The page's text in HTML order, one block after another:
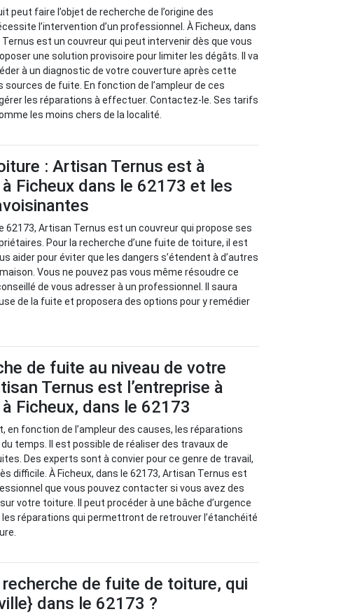
peut faire l’objet de recherche de l’origine des
l’intervention d’un professionnel. À Ficheux, dans
Ternus est un couvreur qui peut intervenir dès que vous
une solution provisoire pour limiter les dégâts. Il va
à un diagnostic de votre couverture après cette
de fuite. En fonction de l’ampleur de ces
les réparations à effectuer. Contactez-le. Ses tarifs
les moins chers de la localité.
: Artisan Ternus est à
Ficheux dans le 62173 et les
62173, Artisan Ternus est un couvreur qui propose ses
Pour la recherche d’une fuite de toiture, il est
aider pour éviter que les dangers s’étendent à d’autres
Vous ne pouvez pas vous même résoudre ce
de vous adresser à un professionnel. Il saura
de la fuite et proposera des options pour y remédier
de fuite au niveau de votre
Ternus est l’entreprise à
Ficheux, dans le 62173
en fonction de l’ampleur des causes, les réparations
temps. Il est possible de réaliser des travaux de
Des experts sont à convier pour ce genre de travail,
difficile. À Ficheux, dans le 62173, Artisan Ternus est
que vous pouvez contacter si vous avez des
votre toiture. Il peut procéder à une bâche d’urgence
les réparations qui permettront de retrouver l’étanchéité
recherche de fuite de toiture, qui
dans le 62173 ?